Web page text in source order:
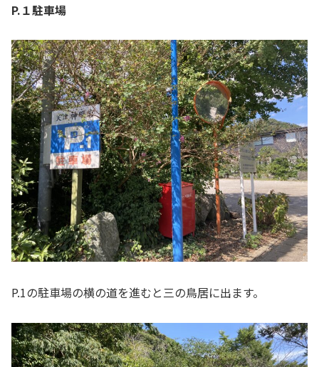
P.１駐車場
P.1の駐車場の横の道を進むと三の鳥居に出ます。